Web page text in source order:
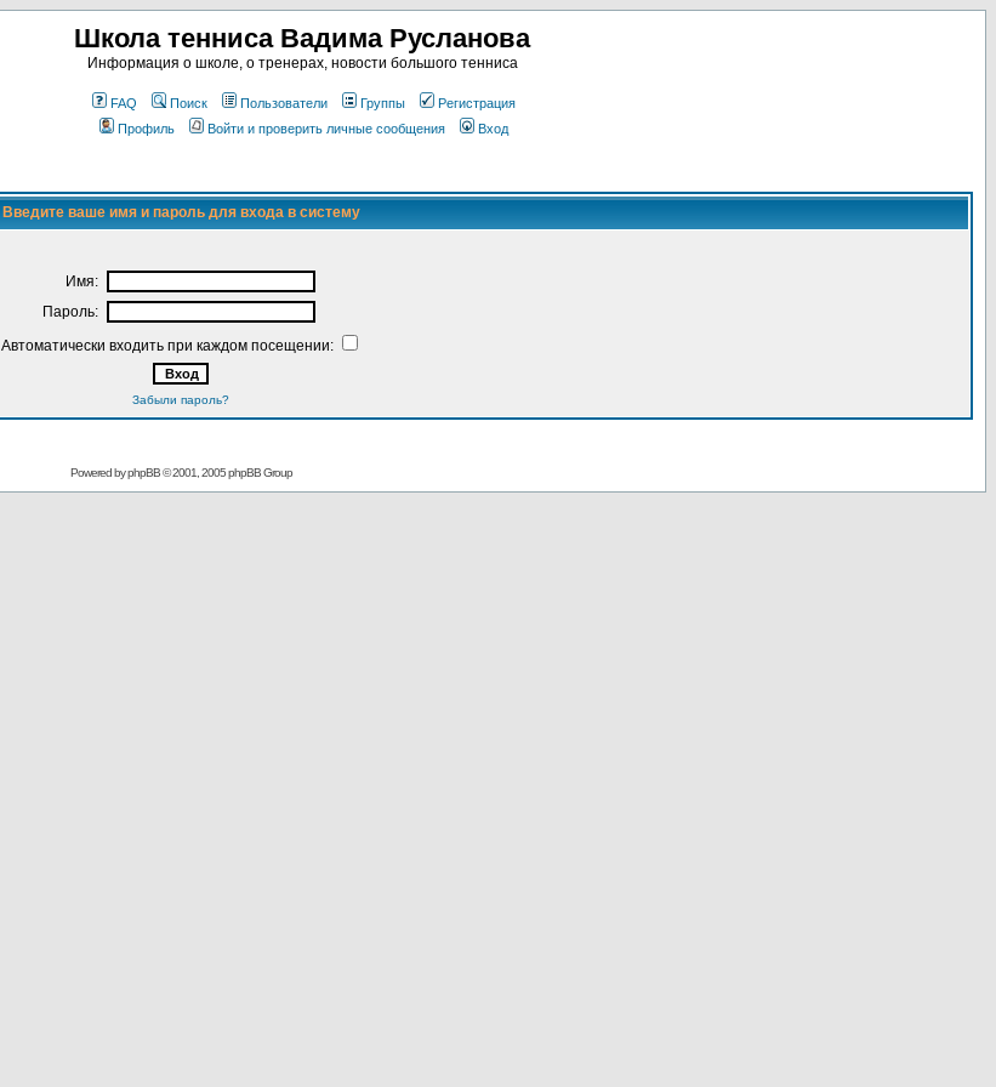
Школа тенниса Вадима Русланова
Информация о школе, о тренерах, новости большого тенниса
FAQ Поиск Пользователи Группы
Регистрация
Профиль
Войти и проверить личные сообщения Вход
Введите ваше имя и пароль для входа в систему
Имя:
Пароль:
Автоматически входить при каждом посещении:
Забыли пароль?
Powered byphpBB© 2001, 2005 phpBB Group